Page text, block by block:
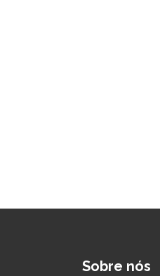
Sobre nós